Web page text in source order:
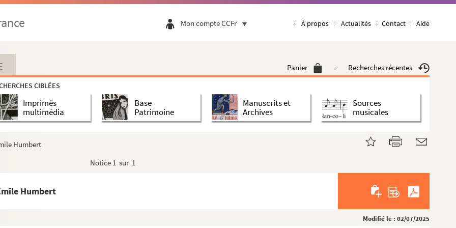
Mon compte CCFr À propos Actualités Contact Aide
Panier Recherches récentes
CIBLÉES
Imprimés
multimédia
Base
Patrimoine
Manuscrits et
Archives
Sources
musicales
Humbert
Notice 1 sur 1
Humbert
Modifié le : 02/07/2025